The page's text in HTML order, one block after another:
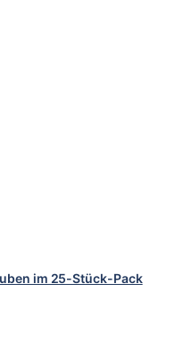
im 25-Stück-Pack